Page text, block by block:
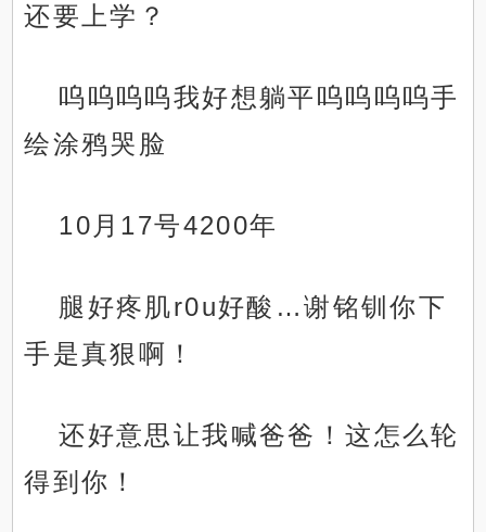
还要上学？
呜呜呜呜我好想躺平呜呜呜呜手
绘涂鸦哭脸
10月17号4200年
腿好疼肌r0u好酸…谢铭钏你下
手是真狠啊！
还好意思让我喊爸爸！这怎么轮
得到你！